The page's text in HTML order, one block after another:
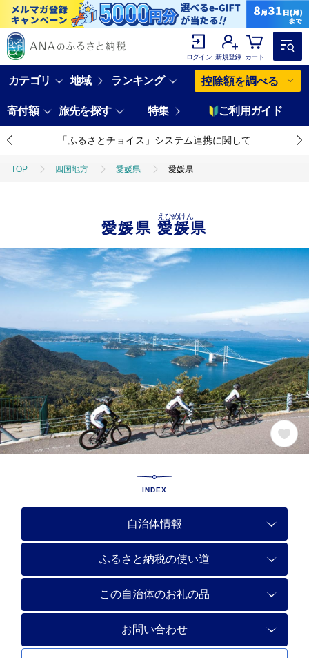
ログイン 新規登録 カート
カテゴリ 地域 ランキング 控除額を調べる
寄付額 旅先を探す 特集 ご利用ガイド
「ふるさとチョイス」システム連携に関して
TOP 四国地方 愛媛県 愛媛県
愛媛県愛媛県
えひめけん
INDEX
自治体情報
ふるさと納税の使い道
この自治体のお礼の品
お問い合わせ